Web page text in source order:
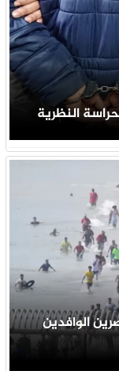
النظرية
للقاصرين الوافدين